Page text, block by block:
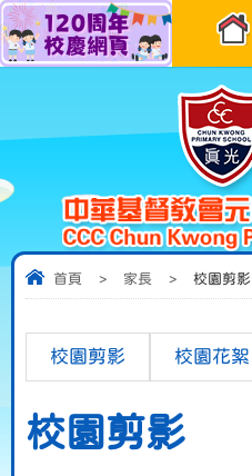
首頁 > 家長 > 校園剪影
校園剪影 校園花絮
校園剪影